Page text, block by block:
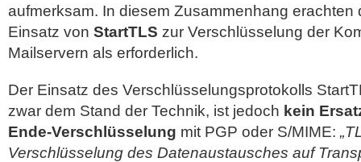
aufmerksam. In diesem Zusammenhang erachten
Einsatz von StartTLS zur Verschlüsselung der
Mailservern als erforderlich.
Der Einsatz des Verschlüsselungsprotokolls
zwar dem Stand der Technik, ist jedoch kein
Ende-Verschlüsselung mit PGP oder S/MIME:
Verschlüsselung des Datenaustausches auf